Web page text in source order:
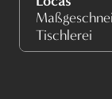
Tischlerei